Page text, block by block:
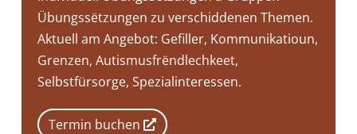
Übungssëtzungen zu verschiddenen Themen.
Aktuell am Angebot: Gefiller, Kommunikatioun,
Grenzen, Autismusfrëndlechkeet,
Selbstfürsorge, Spezialinteressen.
Termin buchen